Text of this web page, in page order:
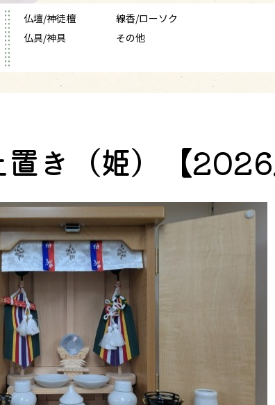
仏壇/神徒檀
線香/ローソク
仏具/神具
その他
き（姫）【